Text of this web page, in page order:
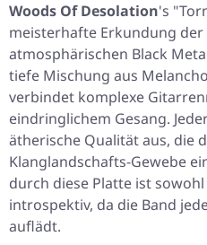
Woods Of Desolation's "
meisterhafte Erkundung der
atmosphärischen Black
tiefe Mischung aus
verbindet komplexe
eindringlichem Gesang.
ätherische Qualität aus, die
Klanglandschafts-Gewebe
durch diese Platte ist
introspektiv, da die Band
auflädt.